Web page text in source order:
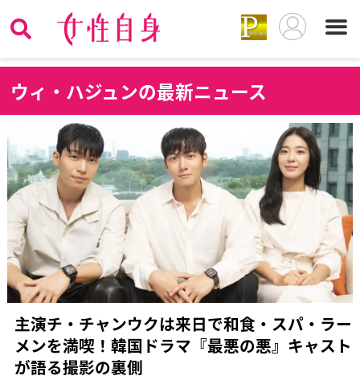
ウィ・ハジュンの最新ニュース
主演チ・チャンウクは来日で和食・スパ・ラー
メンを満喫！韓国ドラマ『最悪の悪』キャスト
が語る撮影の裏側